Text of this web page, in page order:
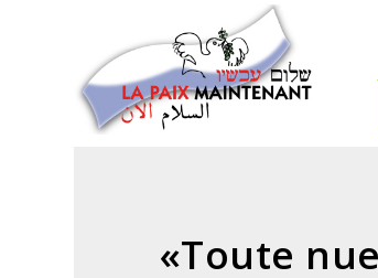
«Toute